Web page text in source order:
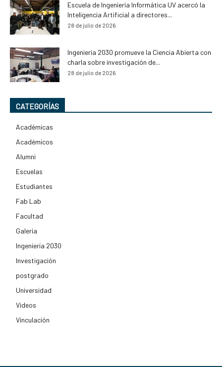
Escuela de Ingeniería Informática UV acercó la
Inteligencia Artificial a directores...
28 de julio de 2026
Ingeniería 2030 promueve la Ciencia Abierta con
charla sobre investigación de...
28 de julio de 2026
CATEGORÍAS
Académicas
Académicos
Alumni
Escuelas
Estudiantes
Fab Lab
Facultad
Galería
Ingeniería 2030
Investigación
postgrado
Universidad
Videos
Vinculación